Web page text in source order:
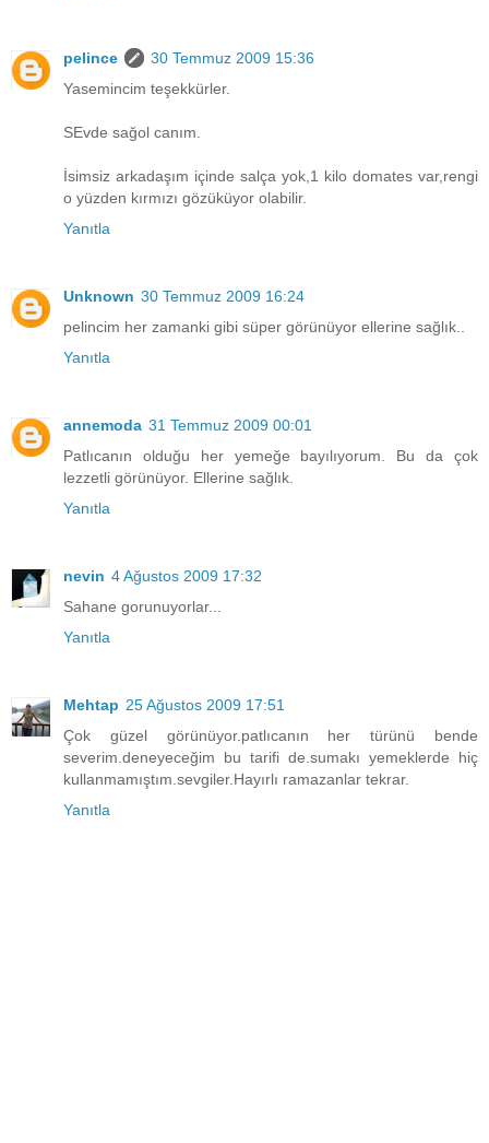
pelince
30 Temmuz 2009 15:36
Yasemincim teşekkürler.
SEvde sağol canım.
İsimsiz arkadaşım içinde salça yok,1 kilo domates var,rengi
o yüzden kırmızı gözüküyor olabilir.
Yanıtla
Unknown 30 Temmuz 2009 16:24
pelincim her zamanki gibi süper görünüyor ellerine sağlık..
Yanıtla
annemoda 31 Temmuz 2009 00:01
Patlıcanın olduğu her yemeğe bayılıyorum. Bu da çok
lezzetli görünüyor. Ellerine sağlık.
Yanıtla
nevin 4 Ağustos 2009 17:32
Sahane gorunuyorlar...
Yanıtla
Mehtap 25 Ağustos 2009 17:51
Çok güzel görünüyor.patlıcanın her türünü bende
severim.deneyeceğim bu tarifi de.sumakı yemeklerde hiç
kullanmamıştım.sevgiler.Hayırlı ramazanlar tekrar.
Yanıtla